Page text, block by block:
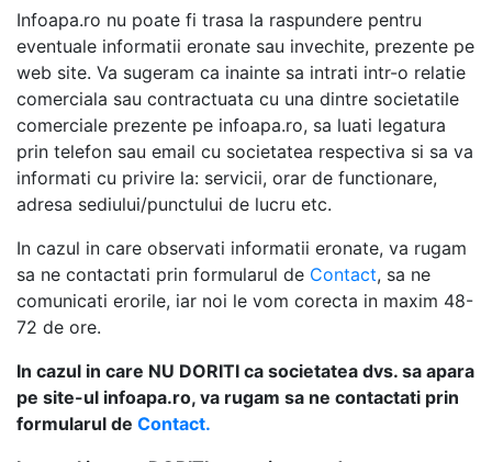
Infoapa.ro nu poate fi trasa la raspundere pentru
eventuale informatii eronate sau invechite, prezente pe
web site. Va sugeram ca inainte sa intrati intr-o relatie
comerciala sau contractuata cu una dintre societatile
comerciale prezente pe infoapa.ro, sa luati legatura
prin telefon sau email cu societatea respectiva si sa va
informati cu privire la: servicii, orar de functionare,
adresa sediului/punctului de lucru etc.
In cazul in care observati informatii eronate, va rugam
sa ne contactati prin formularul de Contact, sa ne
comunicati erorile, iar noi le vom corecta in maxim 48-
72 de ore.
In cazul in care NU DORITI ca societatea dvs. sa apara
pe site-ul infoapa.ro, va rugam sa ne contactati prin
formularul de Contact.